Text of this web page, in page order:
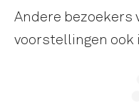
Andere bezoekers
voorstellingen